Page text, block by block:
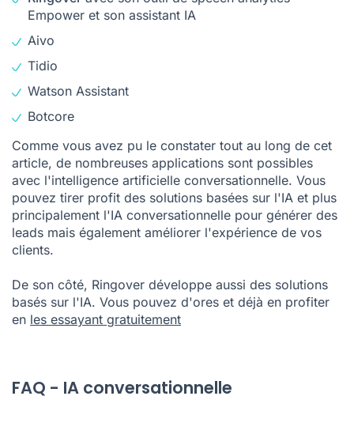
Empower et son assistant IA
Aivo
Tidio
Watson Assistant
Botcore
Comme vous avez pu le constater tout au long de cet
article, de nombreuses applications sont possibles
avec l'intelligence artificielle conversationnelle. Vous
pouvez tirer profit des solutions basées sur l'IA et plus
principalement l'IA conversationnelle pour générer des
leads mais également améliorer l'expérience de vos
clients.
De son côté, Ringover développe aussi des solutions
basés sur l'IA. Vous pouvez d'ores et déjà en profiter
en les essayant gratuitement
FAQ - IA conversationnelle